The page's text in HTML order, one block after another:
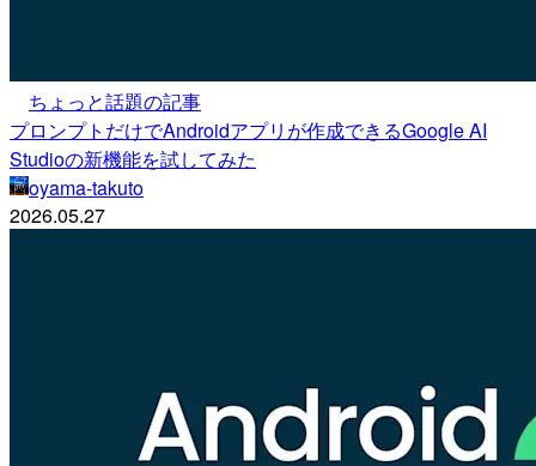
ちょっと話題の記事
プロンプトだけでAndroidアプリが作成できるGoogle AI
Studioの新機能を試してみた
oyama-takuto
2026.05.27